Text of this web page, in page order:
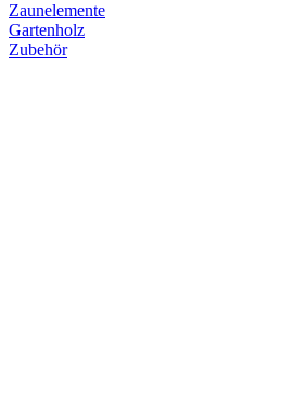
Zaunelemente
Gartenholz
Zubehör